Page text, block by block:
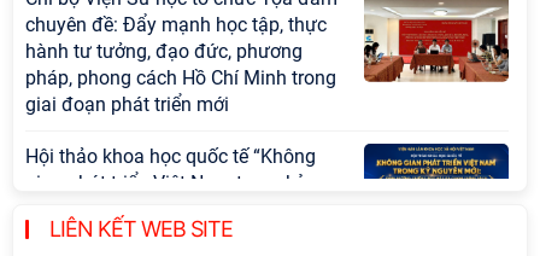
chuyên đề: Đẩy mạnh học tập, thực
hành tư tưởng, đạo đức, phương
pháp, phong cách Hồ Chí Minh trong
giai đoạn phát triển mới
Hội thảo khoa học quốc tế “Không
gian phát triển Việt Nam trong kỷ
và lựa chọn chính sách” sẽ diễn ra
LIÊN KẾT WEB SITE